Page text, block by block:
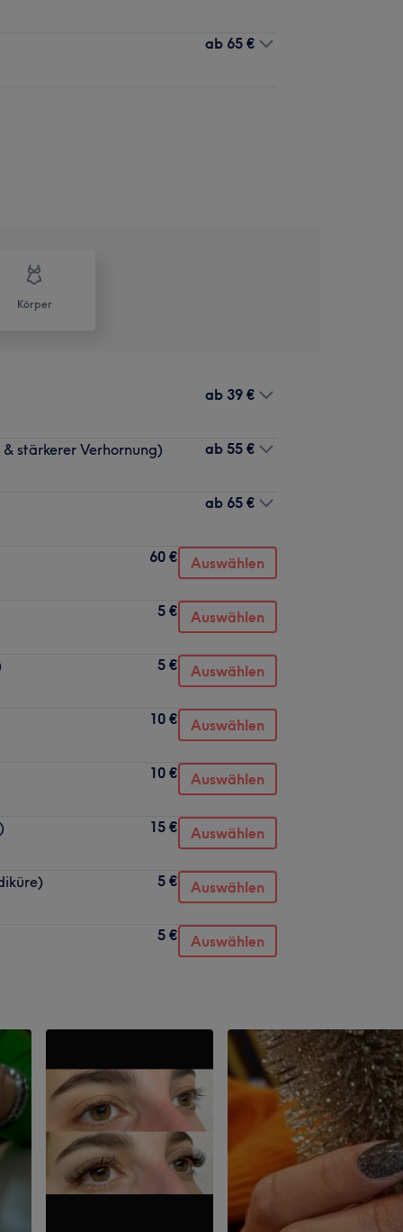
ab 65 €
Körper
ab 39 €
stärkerer Verhornung) ab 55 €
ab 65 €
60 € Auswählen
5 € Auswählen
5 € Auswählen
10 € Auswählen
10 € Auswählen
15 € Auswählen
5 € Auswählen
5 € Auswählen